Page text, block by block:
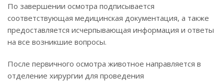
По завершении осмотра подписывается
соответствующая медицинская документация, а также
предоставляется исчерпывающая информация и ответы
на все возникшие вопросы.
После первичного осмотра животное направляется в
отделение хирургии для проведения